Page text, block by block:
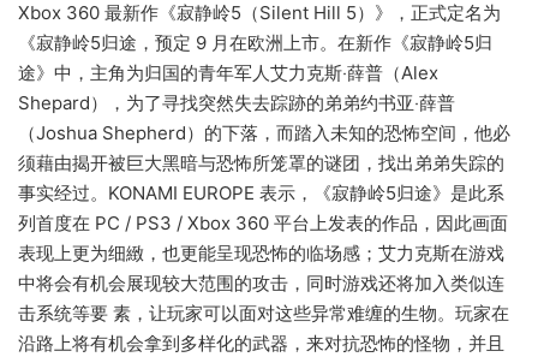
Xbox 360 最新作《寂静岭5（Silent Hill 5）》，正式定名为
《寂静岭5归途，预定 9 月在欧洲上市。在新作《寂静岭5归
途》中，主角为归国的青年军人艾力克斯‧薛普（Alex
Shepard），为了寻找突然失去踪跡的弟弟约书亚‧薛普
（Joshua Shepherd）的下落，而踏入未知的恐怖空间，他必
须藉由揭开被巨大黑暗与恐怖所笼罩的谜团，找出弟弟失踪的
事实经过。KONAMI EUROPE 表示，《寂静岭5归途》是此系
列首度在 PC / PS3 / Xbox 360 平台上发表的作品，因此画面
表现上更为细緻，也更能呈现恐怖的临场感；艾力克斯在游戏
中将会有机会展现较大范围的攻击，同时游戏还将加入类似连
击系统等要 素，让玩家可以面对这些异常难缠的生物。玩家在
沿路上将有机会拿到多样化的武器，来对抗恐怖的怪物，并且